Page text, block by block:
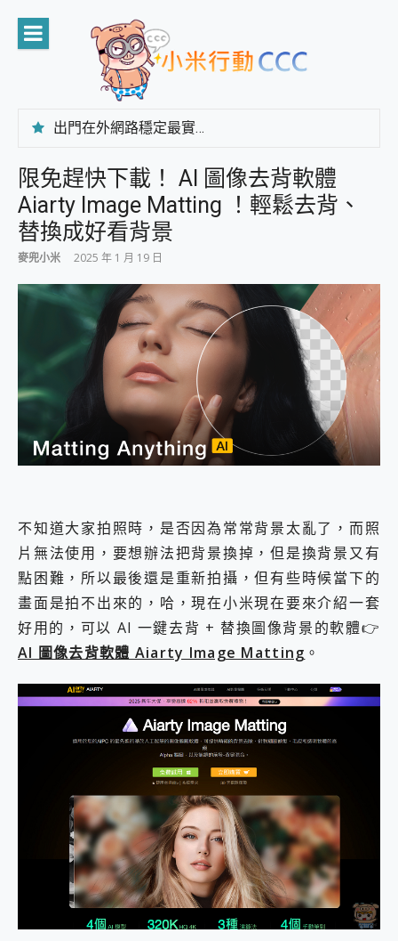
content
出門在外網路穩定最實在 「台灣大哥大」榮獲 4G/5G 在線率全球 NO.3 全台第一與全台六冠王實測心得，走到哪順到哪！
CP 值天花板~ Bongcom BS5 足球君開箱~ 短焦投影機 3千元就能擁有！ 折扣碼在這～
專為 PC上的 XBOX和掌機設計的 FireCuda X1070 SSD 固態硬碟開箱 評測
台灣製攝影機在這裡，100%全無線設計 SpotCam Solo Eco 太陽能防水雲端攝影機 SpotCam Solo 3 2.5K高畫質戶外攝影機 開箱 評測
AI 支付 一錶搞定大小事 Xiaomi Watch 5 開箱 評測
超驚艷 讓人一眼就愛上 LENOVO 聯想 Yoga Book 9 14吋 AI輕薄筆電 開箱 評測
美到讓人超想擁有 moto pad 60 系列 與 Moto | Swarovski razr 60 冰藍限定版本 開箱 評測
好用的 EaseUS Partition Master 讓您輕鬆的移除與格式化有防寫保護的隨身碟或SD卡
一鍵修復模糊影片、舊照的 AI 好幫手! VideoProc Converter AI 新版全解析 × 年末優惠，一篇全看懂
外型超吸晴~ 給您絕佳操控體驗 GravaStar Mercury K1 系列 異星機械鍵盤與 Mercury X 系列 輕量無線電競滑鼠 開箱 評測
開箱~變身「蜘蛛人」椅子軍師！MSI MPG 491CQP QD-OLED 超寬曲面電競螢幕，多工辦公、爽度滿滿的終極桌面體驗
iPhone 17 系列 有認證的防護來囉！ imos 首家導入 UL MCV 行銷宣告驗證的手機配件品牌
DJI Osmo Pocket 3 爽爽帶回家 歡慶 EaseUS 21 週年到來，「Slogan 海報徵稿活動」好康大放送
寶可夢飛人外掛iToolab AnyGo全新升級，GO Fest 五折優惠嗨翻天！支援 iOS/Android！
百倍變焦實測~ vivo X200 Pro 與 S25 Ultra 誰能滿足全場景拍攝需求？
超好用的 PLAUD NotePin AI 智慧錄音膠囊~ 您的AI 秘書已上線 每月免費送你 300分鐘轉寫
COMPUTEX 2025 來囉！AGI亞奇雷 AI・Gaming・創作儲存方案登場，趕快來AGI亞奇雷挑戰任務抽 PS5！
自帶線的 有線無線都能充 ONPRO MagReact M5 10000mAh 5合1 磁吸無線急速行動電源 開箱 評測
飛利浦 JS7310 ⚡【電急便｜行動儲能救車電源】 可靠的旅行夥伴！帶給您優異的安全性與強大供電效能
是螢幕也是電視! 一機超多用途「MSI微星 Modern MD272UPSW 27型」 4K IPS 輕薄商用智慧聯網螢幕 開箱 評測
您的專屬AI 助手 Yoga Slim 7 Aura Edition 觸控AI筆電 開箱 評測
iPhone、Apple Watch、AirPods耳機 三個設備充電一起搞定 ONPRO MagReact™ M3 3 in 1可攜摺疊無線充電器 開箱 評測
好玩好拍 vivo V50 ~ 口袋裡的 Zeiss 潮流攝影棚!
25種洗烘模式一機搞定! Roborock 衣莉莎白 H1 Neo分子篩洗脫烘 AI 滾筒洗衣機
給 MSI Claw 系列電競掌機 最完美的家 MSI Nest Docking Station 掌機專屬擴充底座 開箱 評測
B&O 精品級音響! Home+ 中嘉寬頻 SoundBox 劇院串流盒 開箱 評測
2億 APO蔡司長焦神機降臨~ vivo X200 Pro、vivo X200 就是這麼好拍
EaseUS Vocal Remover 免費線上去聲器一鍵去除人聲 人聲 音樂分離 2024 消除人聲推薦
3 個超值 MHN 飛人工具分享~~ iToolab AnyGo 魔物獵人 Now飛人 ios教學 不出門也可以到處走
Locawhere AnyTo 寶可夢飛人 AnyTo 不出門也可以飛遍全世界
小體積 40000mAh 超大容量 一次充5個設備 充好充滿 CUKTECH 酷態科 300W 微型充電站 開箱 評測
97.3% 恢復率，資料救援就是這麼簡單 EaseUS Data Recovery Wizard Free 18.0.0 業界最好的資料救援軟體
磁碟系統大風吹 有了 磁碟管理程式 EaseUS Partition Master 就是這麼簡單
限免趕快下載！ AI 圖像去背軟體
Aiarty Image Matting ！輕鬆去背、
替換成好看背景
麥兜小米 2025 年 1 月 19 日
不知道大家拍照時，是否因為常常背景太亂了，而照
片無法使用，要想辦法把背景換掉，但是換背景又有
點困難，所以最後還是重新拍攝，但有些時候當下的
畫面是拍不出來的，哈，現在小米現在要來介紹一套
好用的，可以 AI 一鍵去背 + 替換圖像背景的軟體👉
AI 圖像去背軟體 Aiarty Image Matting 。